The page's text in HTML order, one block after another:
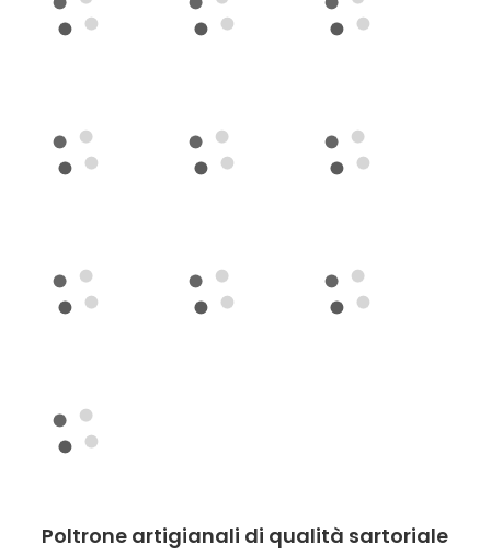
Poltrone artigianali di qualità sartoriale